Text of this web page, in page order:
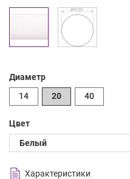
Диаметр
14
20 40
Цвет
Характеристики